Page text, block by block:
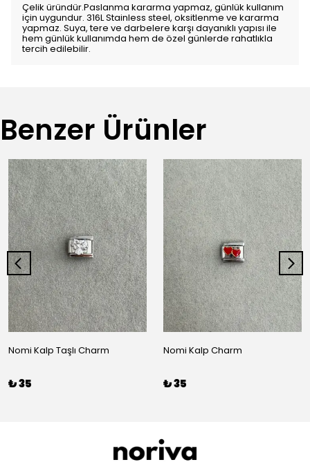
Çelik üründür.Paslanma kararma yapmaz, günlük kullanım
için uygundur. 316L Stainless steel, oksitlenme ve kararma
yapmaz. Suya, tere ve darbelere karşı dayanıklı yapısı ile
hem günlük kullanımda hem de özel günlerde rahatlıkla
tercih edilebilir.
Benzer Ürünler
Nomi Kalp Taşlı Charm
₺ 35
Nomi Kalp Charm
₺ 35